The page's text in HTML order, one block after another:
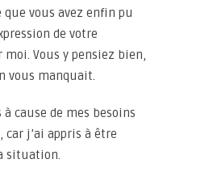
que vous avez enfin pu
de votre
moi. Vous y pensiez bien,
vous manquait.
à cause de mes besoins
car j’ai appris à être
situation.